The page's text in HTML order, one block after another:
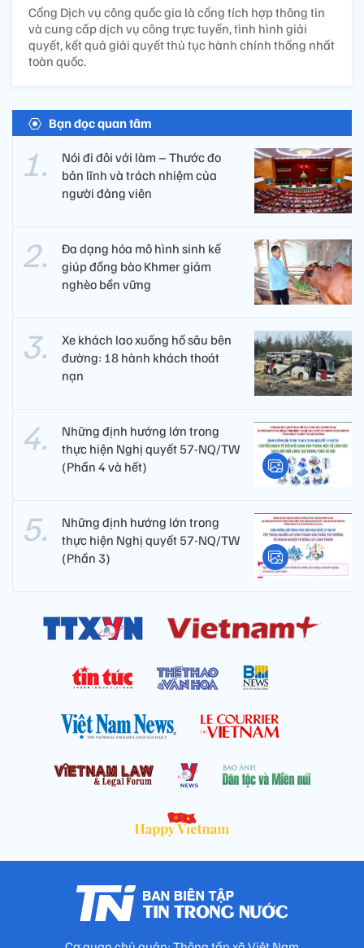
Cổng Dịch vụ công quốc gia là cổng tích hợp thông tin
và cung cấp dịch vụ công trực tuyến, tình hình giải
quyết, kết quả giải quyết thủ tục hành chính thống nhất
toàn quốc.
Bạn đọc quan tâm
Nói đi đôi với làm – Thước đo
bản lĩnh và trách nhiệm của
người đảng viên​
Đa dạng hóa mô hình sinh kế
giúp đồng bào Khmer giảm
nghèo bền vững
Xe khách lao xuống hố sâu bên
đường: 18 hành khách thoát
nạn
Những định hướng lớn trong
thực hiện Nghị quyết 57-NQ/TW
(Phần 4 và hết)
Những định hướng lớn trong
thực hiện Nghị quyết 57-NQ/TW
(Phần 3)